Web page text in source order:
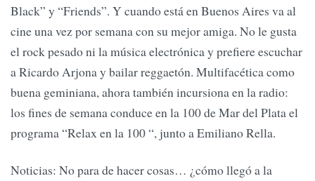
Black” y “Friends”. Y cuando está en Buenos Aires va al
cine una vez por semana con su mejor amiga. No le gusta
el rock pesado ni la música electrónica y prefiere escuchar
a Ricardo Arjona y bailar reggaetón. Multifacética como
buena geminiana, ahora también incursiona en la radio:
los fines de semana conduce en la 100 de Mar del Plata el
programa “Relax en la 100 “, junto a Emiliano Rella.
Noticias: No para de hacer cosas… ¿cómo llegó a la